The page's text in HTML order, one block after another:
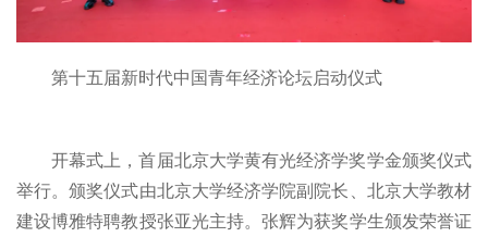
第十五届新时代中国青年经济论坛启动仪式
开幕式上，首届北京大学黄有光经济学奖学金颁奖仪式
举行。颁奖仪式由北京大学经济学院副院长、北京大学教材
建设博雅特聘教授张亚光主持。张辉为获奖学生颁发荣誉证